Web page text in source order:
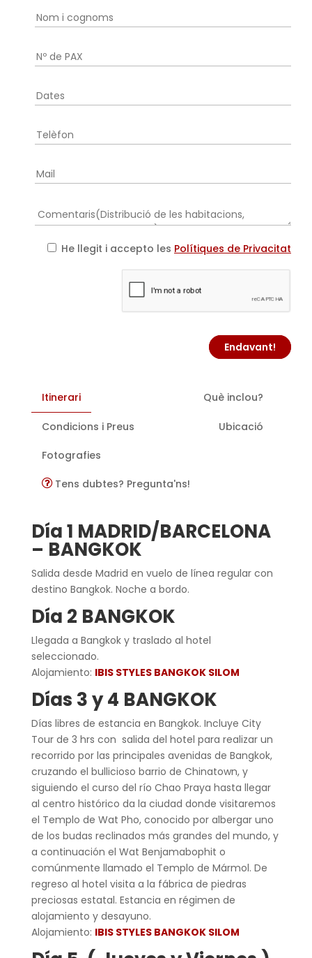
He llegit i accepto les Polítiques de Privacitat
Endavant!
Itinerari Què inclou?
Condicions i Preus Ubicació
Fotografies
Tens dubtes? Pregunta'ns!
Día 1 MADRID/BARCELONA
– BANGKOK
Salida desde Madrid en vuelo de línea regular con
destino Bangkok. Noche a bordo.
Día 2 BANGKOK
Llegada a Bangkok y traslado al hotel
seleccionado.
Alojamiento: IBIS STYLES BANGKOK SILOM
Días 3 y 4 BANGKOK
Días libres de estancia en Bangkok. Incluye City
Tour de 3 hrs con salida del hotel para realizar un
recorrido por las principales avenidas de Bangkok,
cruzando el bullicioso barrio de Chinatown, y
siguiendo el curso del río Chao Praya hasta llegar
al centro histórico da la ciudad donde visitaremos
el Templo de Wat Pho, conocido por albergar uno
de los budas reclinados más grandes del mundo, y
a continuación el Wat Benjamabophit o
comúnmente llamado el Templo de Mármol. De
regreso al hotel visita a la fábrica de piedras
preciosas estatal. Estancia en régimen de
alojamiento y desayuno.
Alojamiento: IBIS STYLES BANGKOK SILOM